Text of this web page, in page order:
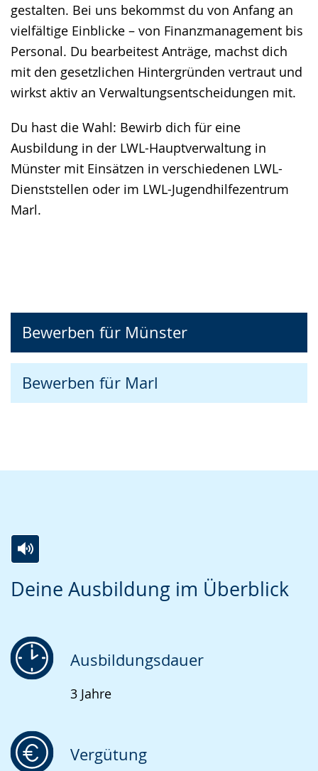
gestalten. Bei uns bekommst du von Anfang an
vielfältige Einblicke – von Finanzmanagement bis
Personal. Du bearbeitest Anträge, machst dich
mit den gesetzlichen Hintergründen vertraut und
wirkst aktiv an Verwaltungsentscheidungen mit.
Du hast die Wahl: Bewirb dich für eine
Ausbildung in der LWL-Hauptverwaltung in
Münster mit Einsätzen in verschiedenen LWL-
Dienststellen oder im LWL-Jugendhilfezentrum
Marl.
Bewerben für Münster
Bewerben für Marl
Deine Ausbildung im Überblick
Leichten
wechseln.
Audio-
Video
Deutscher
Gebärdensprache
wird
Ausbildungsdauer
3 Jahre
Vergütung